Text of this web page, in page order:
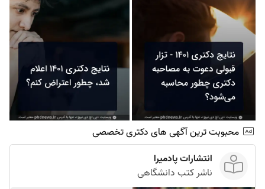
محبوبت ترین آگهی های دکتری تخصصی
انتشارات پادمیرا
ناشر کتب دانشگاهی